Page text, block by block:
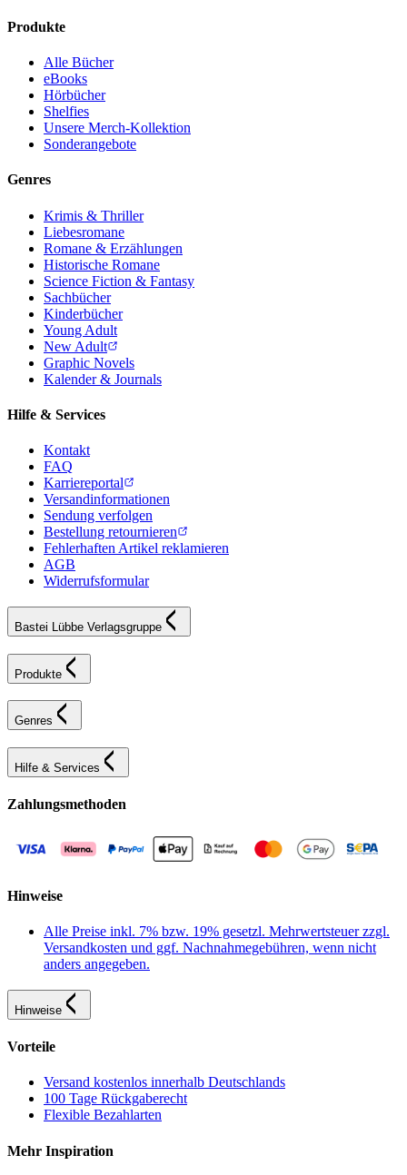
Produkte
Alle Bücher
eBooks
Hörbücher
Shelfies
Unsere Merch-Kollektion
Sonderangebote
Genres
Krimis & Thriller
Liebesromane
Romane & Erzählungen
Historische Romane
Science Fiction & Fantasy
Sachbücher
Kinderbücher
Young Adult
New Adult
Graphic Novels
Kalender & Journals
Hilfe & Services
Kontakt
FAQ
Karriereportal
Versandinformationen
Sendung verfolgen
Bestellung retournieren
Fehlerhaften Artikel reklamieren
AGB
Widerrufsformular
Bastei Lübbe Verlagsgruppe
Produkte
Genres
Hilfe & Services
Zahlungsmethoden
Hinweise
Alle Preise inkl. 7% bzw. 19% gesetzl. Mehrwertsteuer zzgl.
Versandkosten und ggf. Nachnahmegebühren, wenn nicht
anders angegeben.
Hinweise
Vorteile
Versand kostenlos innerhalb Deutschlands
100 Tage Rückgaberecht
Flexible Bezahlarten
Mehr Inspiration